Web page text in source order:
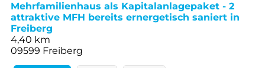
Mehrfamilienhaus als Kapitalanlagepaket - 2
attraktive MFH bereits ernergetisch saniert in
Freiberg
4,40 km
09599 Freiberg